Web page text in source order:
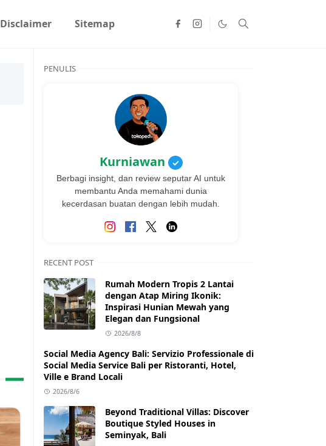
Disclaimer Sitemap
PENULIS
Kurniawan ✓
Berbagi insight, dan review seputar AI untuk
membantu Anda memahami dunia
kecerdasan buatan dengan lebih mudah.
RECENT POST
Rumah Modern Tropis 2 Lantai
dengan Atap Miring Ikonik:
Inspirasi Hunian Mewah yang
Elegan dan Fungsional
2026/8/8
Social Media Agency Bali: Servizio Professionale di
Social Media Service Bali per Ristoranti, Hotel,
Ville e Brand Locali
2026/8/6
Beyond Traditional Villas: Discover
Boutique Styled Houses in
Seminyak, Bali